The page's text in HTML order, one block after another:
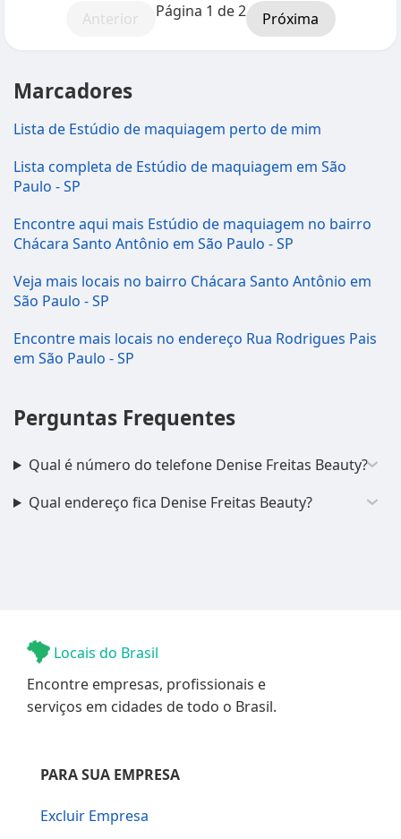
Anterior Página 1 de 2 Próxima
Marcadores
Lista de Estúdio de maquiagem perto de mim
Lista completa de Estúdio de maquiagem em São
Paulo - SP
Encontre aqui mais Estúdio de maquiagem no bairro
Chácara Santo Antônio em São Paulo - SP
Veja mais locais no bairro Chácara Santo Antônio em
São Paulo - SP
Encontre mais locais no endereço Rua Rodrigues Pais
em São Paulo - SP
Perguntas Frequentes
Qual é número do telefone Denise Freitas Beauty?
Qual endereço fica Denise Freitas Beauty?
Locais do Brasil
Encontre empresas, profissionais e
serviços em cidades de todo o Brasil.
PARA SUA EMPRESA
Excluir Empresa